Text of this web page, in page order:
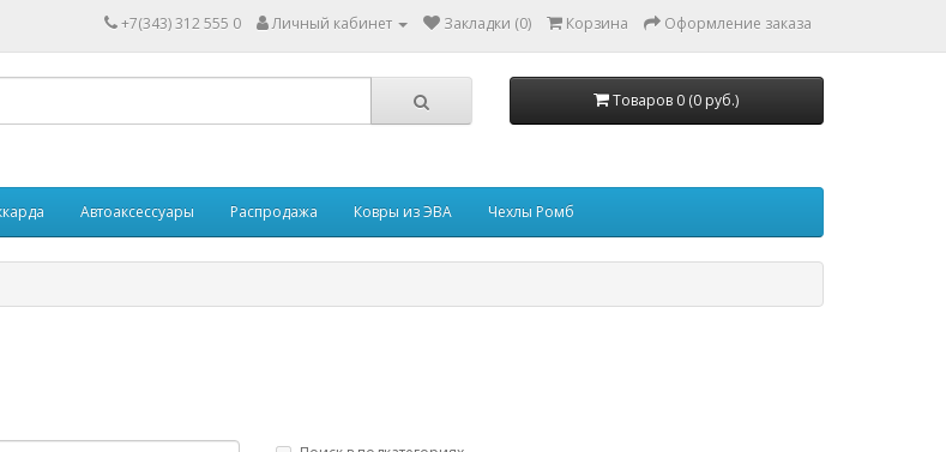
+7(343) 312 555 0 Личный кабинет Закладки (0) Корзина Оформление заказа
Товаров 0 (0 руб.)
Автоаксессуары Распродажа Ковры из ЭВА Чехлы Ромб